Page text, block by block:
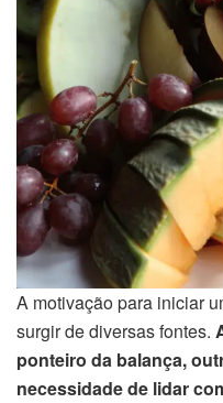
A motivação para iniciar
surgir de diversas fontes.
ponteiro da balança,
necessidade de lidar